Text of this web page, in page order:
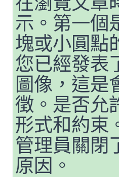
示。第一個
塊或小圓點
您已經發表
圖像，這是
徵。是否允
形式和約束
管理員關閉
原因。